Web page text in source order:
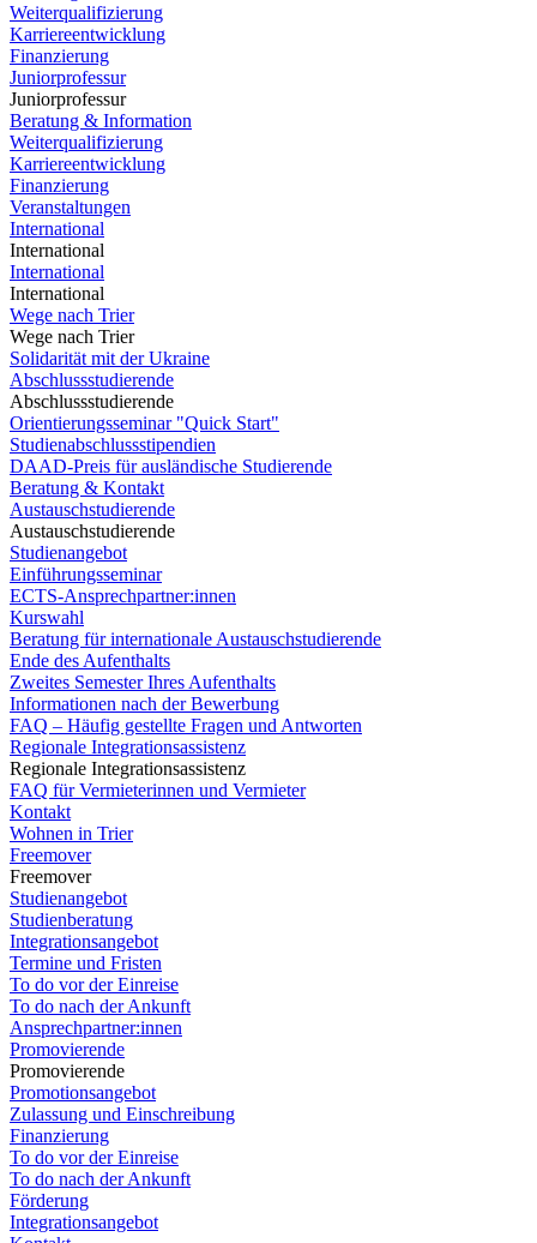
Weiterqualifizierung
Karriereentwicklung
Finanzierung
Juniorprofessur
Juniorprofessur
Beratung & Information
Weiterqualifizierung
Karriereentwicklung
Finanzierung
Veranstaltungen
International
International
International
International
Wege nach Trier
Wege nach Trier
Solidarität mit der Ukraine
Abschlussstudierende
Abschlussstudierende
Orientierungsseminar "Quick Start"
Studienabschlussstipendien
DAAD-Preis für ausländische Studierende
Beratung & Kontakt
Austauschstudierende
Austauschstudierende
Studienangebot
Einführungsseminar
ECTS-Ansprechpartner:innen
Kurswahl
Beratung für internationale Austauschstudierende
Ende des Aufenthalts
Zweites Semester Ihres Aufenthalts
Informationen nach der Bewerbung
FAQ – Häufig gestellte Fragen und Antworten
Regionale Integrationsassistenz
Regionale Integrationsassistenz
FAQ für Vermieterinnen und Vermieter
Kontakt
Wohnen in Trier
Freemover
Freemover
Studienangebot
Studienberatung
Integrationsangebot
Termine und Fristen
To do vor der Einreise
To do nach der Ankunft
Ansprechpartner:innen
Promovierende
Promovierende
Promotionsangebot
Zulassung und Einschreibung
Finanzierung
To do vor der Einreise
To do nach der Ankunft
Förderung
Integrationsangebot